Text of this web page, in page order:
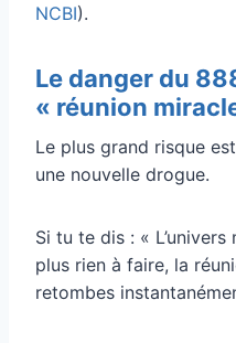
NCBI).
Le danger du
« réunion
Le plus grand risque
une nouvelle drogue.
Si tu te dis : « L’univers
plus rien à faire, la
retombes